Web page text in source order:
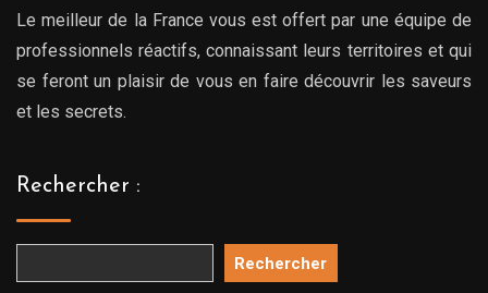
Le meilleur de la France vous est offert par une équipe de
professionnels réactifs, connaissant leurs territoires et qui
se feront un plaisir de vous en faire découvrir les saveurs
et les secrets.
Rechercher :
Rechercher